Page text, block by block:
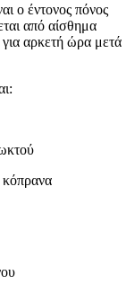
ο έντονος πόνος
από αίσθημα
για αρκετή ώρα μετά
κόπρανα